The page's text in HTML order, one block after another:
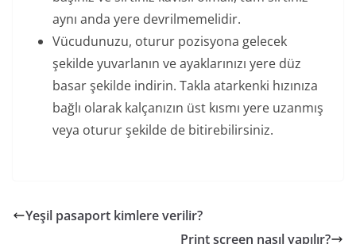
aynı anda yere devrilmemelidir.
Vücudunuzu, oturur pozisyona gelecek
şekilde yuvarlanın ve ayaklarınızı yere düz
basar şekilde indirin. Takla atarkenki hızınıza
bağlı olarak kalçanızın üst kısmı yere uzanmış
veya oturur şekilde de bitirebilirsiniz.
Yeşil pasaport kimlere verilir?
Print screen nasıl yapılır?